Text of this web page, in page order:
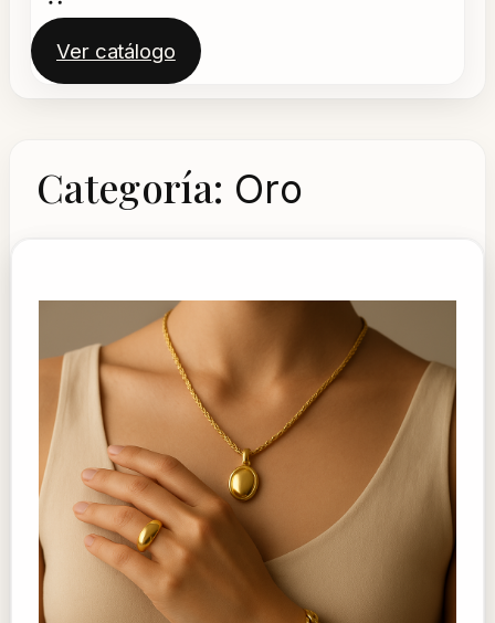
Ver catálogo
Categoría: Oro